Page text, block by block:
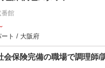
番館
ート / 大阪府
会保険完備の職場で調理師/